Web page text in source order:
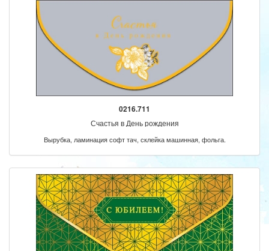
0216.711
Счастья в День рождения
Вырубка, ламинация софт тач, склейка машинная, фольга.